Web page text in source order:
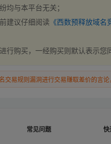
均与本平台无关；
建议仔细阅读 《西数预释放域名
行购买，一经购买则默认表示您
交易规则漏洞进行交易赚取差价的言
常见问题 快